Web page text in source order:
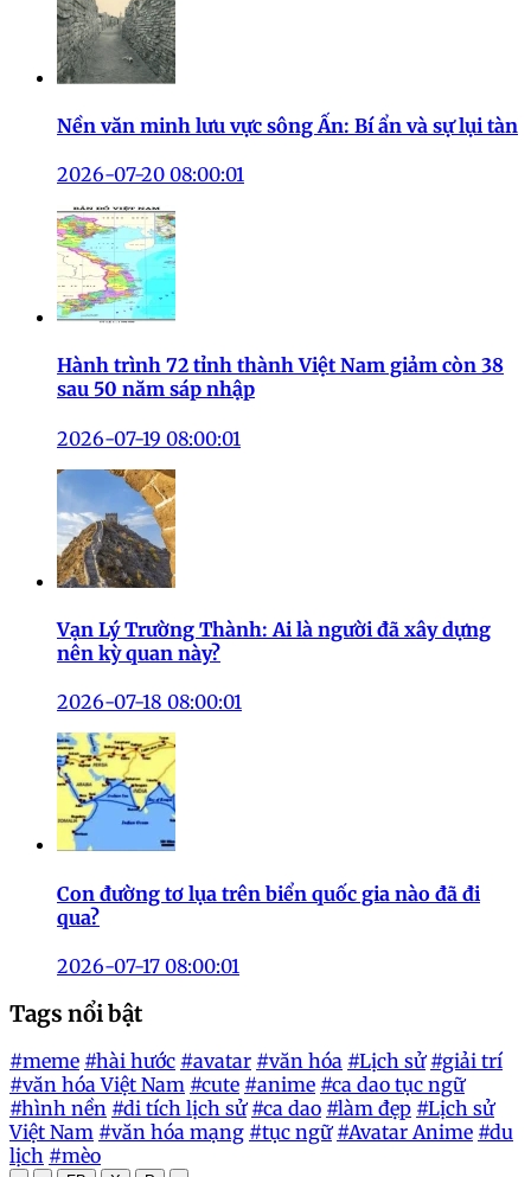
Nền văn minh lưu vực sông Ấn: Bí ẩn và sự lụi tàn
2026-07-20 08:00:01
Hành trình 72 tỉnh thành Việt Nam giảm còn 38
sau 50 năm sáp nhập
2026-07-19 08:00:01
Vạn Lý Trường Thành: Ai là người đã xây dựng
nên kỳ quan này?
2026-07-18 08:00:01
Con đường tơ lụa trên biển quốc gia nào đã đi
qua?
2026-07-17 08:00:01
Tags nổi bật
#meme #hài hước #avatar #văn hóa #Lịch sử #giải trí
#văn hóa Việt Nam #cute #anime #ca dao tục ngữ
#hình nền #di tích lịch sử #ca dao #làm đẹp #Lịch sử
Việt Nam #văn hóa mạng #tục ngữ #Avatar Anime #du
lịch #mèo